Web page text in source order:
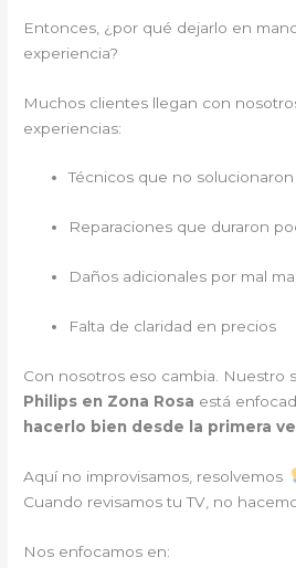
Entonces, ¿por qué dejarlo en
experiencia?
Muchos clientes llegan con
experiencias:
Técnicos que no
Reparaciones que duraron
Daños adicionales por mal
Falta de claridad en precios
Con nosotros eso cambia. Nuestro
Philips en Zona Rosa está
hacerlo bien desde la primera
Aquí no improvisamos, resolvemos
Cuando revisamos tu TV, no
Nos enfocamos en: